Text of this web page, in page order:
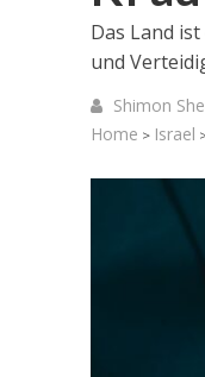
Das Land
und
Shimon
Home > Israel